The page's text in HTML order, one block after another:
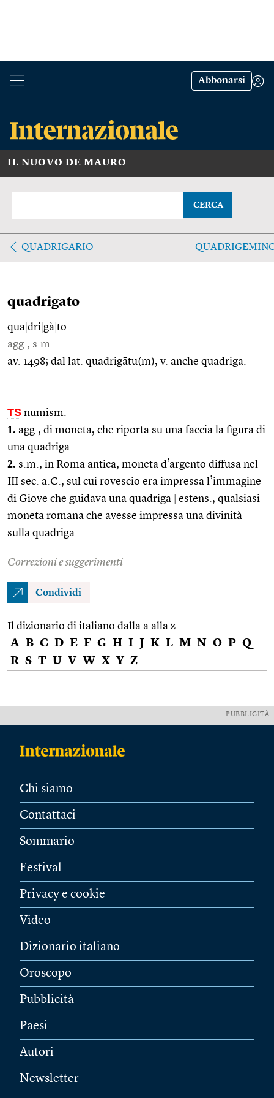
Abbonarsi
IL NUOVO DE MAURO
CERCA
QUADRIGARIO
quadrigato
qua dri gà to
agg., s.m.
av. 1498; dal lat. quadrigātu(m), v. anche quadriga.
TS numism.
1. agg., di moneta, che riporta su una faccia la figura di
una quadriga
2. s.m., in Roma antica, moneta d’argento diffusa nel
III sec. a.C., sul cui rovescio era impressa l’immagine
di Giove che guidava una quadriga
estens., qualsiasi
moneta romana che avesse impressa una divinità
sulla quadriga
Correzioni e suggerimenti
Condividi
Il dizionario di italiano dalla a alla z
A B C D E F G H I J K L M N O P Q
R S T U V W X Y Z
PUBBLICITÀ
Chi siamo
Contattaci
Sommario
Festival
Privacy e cookie
Video
Dizionario italiano
Oroscopo
Pubblicità
Paesi
Autori
Newsletter